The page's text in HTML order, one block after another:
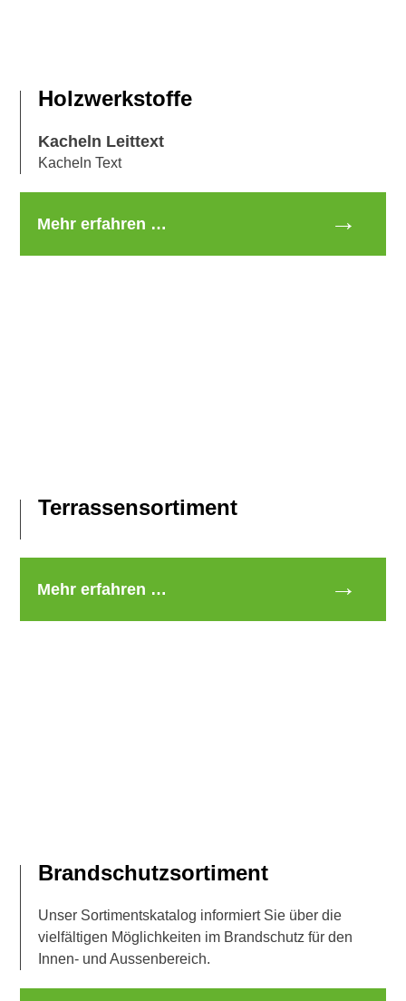
Holzwerkstoffe
Kacheln Leittext
Kacheln Text
Mehr erfahren …
Terrassensortiment
Mehr erfahren …
Brandschutzsortiment
Unser Sortimentskatalog informiert Sie über die
vielfältigen Möglichkeiten im Brandschutz für den
Innen- und Aussenbereich.